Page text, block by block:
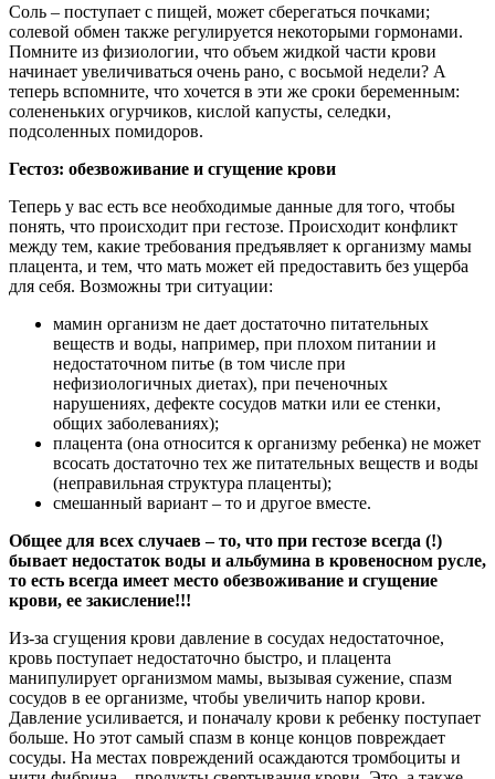
Соль – поступает с пищей, может сберегаться почками;
солевой обмен также регулируется некоторыми гормонами.
Помните из физиологии, что объем жидкой части крови
начинает увеличиваться очень рано, с восьмой недели? А
теперь вспомните, что хочется в эти же сроки беременным:
солененьких огурчиков, кислой капусты, селедки,
подсоленных помидоров.
Гестоз: обезвоживание и сгущение крови
Теперь у вас есть все необходимые данные для того, чтобы
понять, что происходит при гестозе. Происходит конфликт
между тем, какие требования предъявляет к организму мамы
плацента, и тем, что мать может ей предоставить без ущерба
для себя. Возможны три ситуации:
мамин организм не дает достаточно питательных
веществ и воды, например, при плохом питании и
недостаточном питье (в том числе при
нефизиологичных диетах), при печеночных
нарушениях, дефекте сосудов матки или ее стенки,
общих заболеваниях);
плацента (она относится к организму ребенка) не может
всосать достаточно тех же питательных веществ и воды
(неправильная структура плаценты);
смешанный вариант – то и другое вместе.
Общее для всех случаев – то, что при гестозе всегда (!)
бывает недостаток воды и альбумина в кровеносном русле,
то есть всегда имеет место обезвоживание и сгущение
крови, ее закисление!!!
Из-за сгущения крови давление в сосудах недостаточное,
кровь поступает недостаточно быстро, и плацента
манипулирует организмом мамы, вызывая сужение, спазм
сосудов в ее организме, чтобы увеличить напор крови.
Давление усиливается, и поначалу крови к ребенку поступает
больше. Но этот самый спазм в конце концов повреждает
сосуды. На местах повреждений осаждаются тромбоциты и